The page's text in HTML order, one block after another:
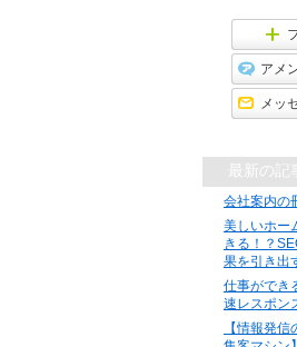
アメ
メッ
最新の記事
会社案内の
美しいホー
きる！？
果を引き出
仕事ができ
速レスポン
【情報発